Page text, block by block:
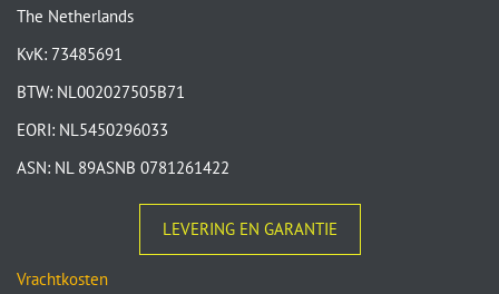
The Netherlands
KvK: 73485691
BTW: NL002027505B71
EORI: NL5450296033
ASN: NL 89ASNB 0781261422
LEVERING EN GARANTIE
Vrachtkosten